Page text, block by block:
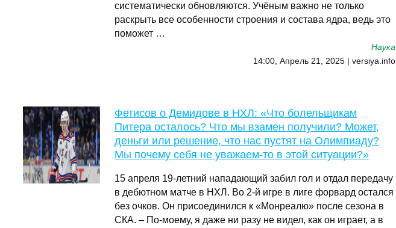
систематически обновляются. Учёным важно не только
раскрыть все особенности строения и состава ядра, ведь это
поможет …
Наука
14:00, Апрель 21, 2025 | versiya.info
Фетисов о Демидове в НХЛ: «Что болельщикам
Питера осталось? Что мы взамен получили? Может,
деньги или решение, что нас пустят на Олимпиаду?
Мы почему себя не уважаем-то в этой ситуации?»
15 апреля 19-летний нападающий забил гол и отдал передачу
в дебютном матче в НХЛ. Во 2-й игре в лиге форвард остался
без очков. Он присоединился к «Монреалю» после сезона в
СКА. – По-моему, я даже ни разу не видел, как он играет, а в